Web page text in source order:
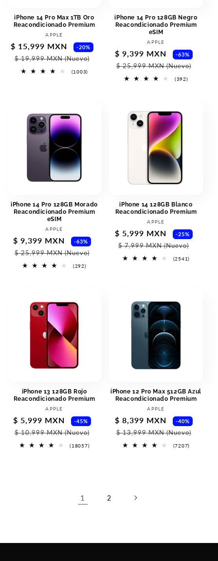
iPhone 14 Pro Max 1TB Oro
Reacondicionado Premium
Proveedor:
APPLE
Precio
de
oferta
$ 15,999 MXN -20%
habitual
$ 19,999 MXN(Nuevo)
(1003)1003
iPhone 14 Pro 128GB Negro
Reacondicionado Premium
eSIM
Proveedor:
APPLE
Precio
de
oferta
$ 9,399 MXN -63%
$ 25,999 MXN(Nuevo)
(392)392
iPhone 14 Pro 128GB Morado
Reacondicionado Premium
eSIM
Proveedor:
APPLE
Precio
de
oferta
$ 9,399 MXN -63%
Precio
habitual
$ 25,999 MXN(Nuevo)
(292)292
iPhone 14 128GB Blanco
Reacondicionado Premium
Proveedor:
APPLE
Precio
de
oferta
$ 5,999 MXN -25%
$ 7,999 MXN(Nuevo)
(2541)2541
iPhone 13 128GB Rojo
Reacondicionado Premium
Proveedor:
APPLE
Precio
de
oferta
$ 5,999 MXN -45%
Precio
habitual
$ 10,999 MXN(Nuevo)
(18057)18057
iPhone 12 Pro Max 512GB Azul
Reacondicionado Premium
Proveedor:
APPLE
Precio
de
oferta
$ 8,399 MXN -40%
$ 13,999 MXN(Nuevo)
(7207)7207
1 2